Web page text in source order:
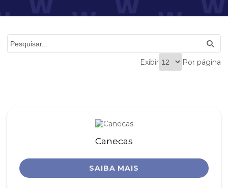
Exibir Por página
Canecas
SAIBA MAIS